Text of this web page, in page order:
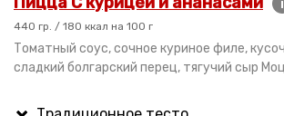
i
440 гр. / 180 ккал на 100 г
Томатный соус, сочное куриное филе,
сладкий болгарский перец, тягучий сыр